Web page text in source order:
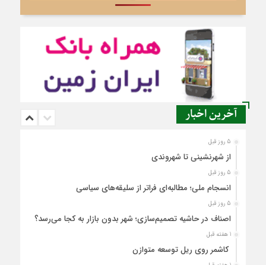
آخرین اخبار
5 روز قبل
از شهرنشینی تا شهروندی
5 روز قبل
انسجام ملی؛ مطالبه‌ای فراتر از سلیقه‌های سیاسی
5 روز قبل
اصناف در حاشیه تصمیم‌سازی؛ شهر بدون بازار به کجا می‌رسد؟
1 هفته قبل
کاشمر روی ریل توسعه متوازن